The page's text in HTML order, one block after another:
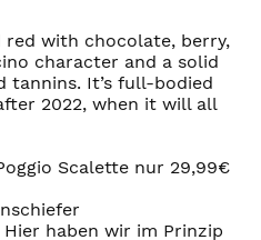
red with chocolate, berry,
character and a solid
tannins. It’s full-bodied
2022, when it will all
Scalette nur 29,99€
haben wir im Prinzip